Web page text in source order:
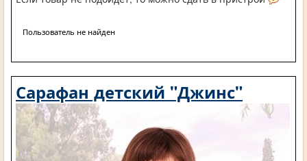
Пользователь не найден
Сарафан детский "Джинс"